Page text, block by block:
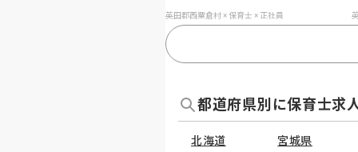
英田郡西粟倉村 × 保育士 × 正社員
都道府県別に保育士求
北海道 宮城県